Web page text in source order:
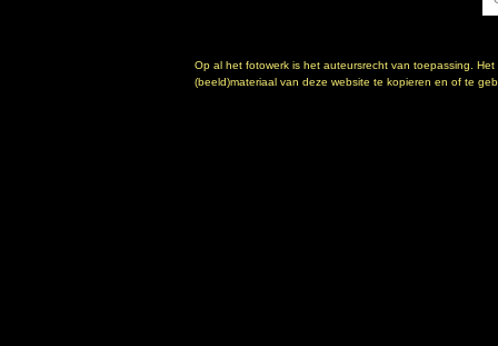
Op al het fotowerk is het auteursrecht van toepassing.
(beeld)materiaal van deze website te kopieren en of te